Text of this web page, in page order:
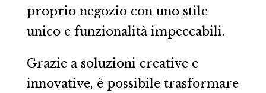
proprio negozio con uno stile
unico e funzionalità impeccabili.
Grazie a soluzioni creative e
innovative, è possibile trasformare